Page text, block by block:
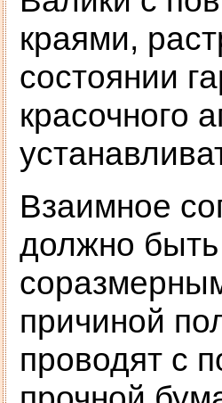
краями,
состоянии
красочного
Взаимное
должно
причиной
проводят с